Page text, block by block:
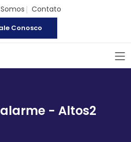
Contato
Conosco
- Altos2